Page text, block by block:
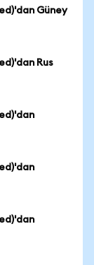
Güney
Rus